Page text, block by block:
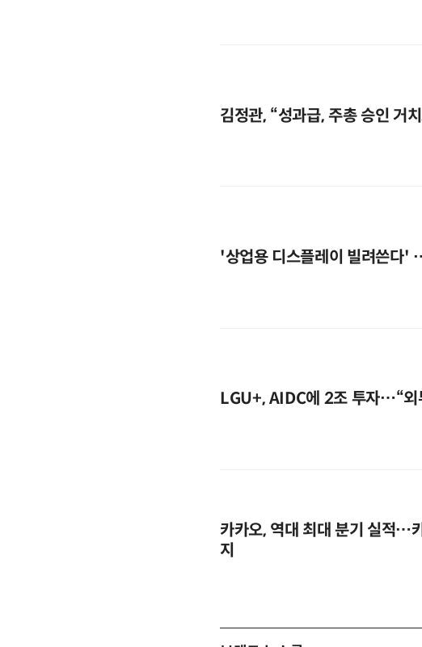
김정관, “성과급, 주총 승인 거
'상업용 디스플레이 빌려쓴다
LGU+, AIDC에 2조 투자…“외
카카오, 역대 최대 분기 실적…
지